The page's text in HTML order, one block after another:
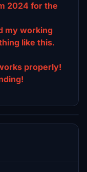
2024 for the
my working
like this.
properly!